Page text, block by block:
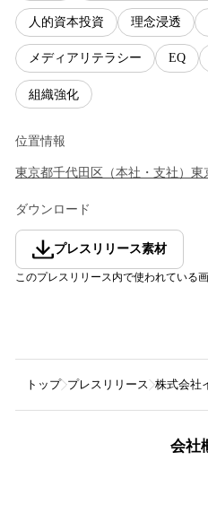
人的資本投資 理念浸透
メディアリテラシー EQ
組織強化
位置情報
東京都千代田区 （本社・支社 ） 東
ダウンロード
プレスリリース素材
このプレスリリース内で使われている
トップ プレスリリース 株式会社
会社